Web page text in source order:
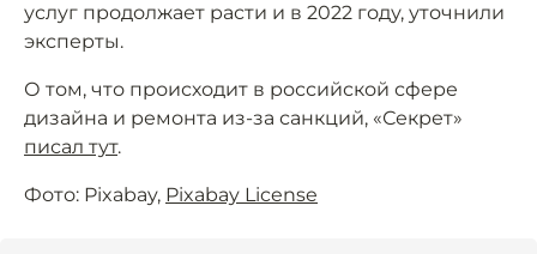
услуг продолжает расти и в 2022 году, уточнили
эксперты.
О том, что происходит в российской сфере
дизайна и ремонта из-за санкций, «Секрет»
писал тут.
Фото: Pixabay, Pixabay License